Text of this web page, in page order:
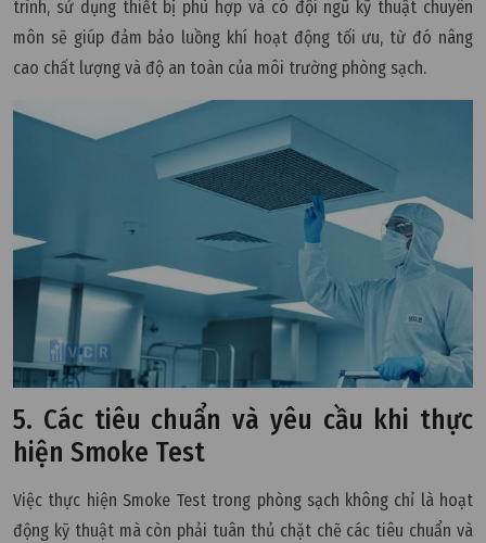
trình, sử dụng thiết bị phù hợp và có đội ngũ kỹ thuật chuyên
môn sẽ giúp đảm bảo luồng khí hoạt động tối ưu, từ đó nâng
cao chất lượng và độ an toàn của môi trường phòng sạch.
5. Các tiêu chuẩn và yêu cầu khi thực
hiện Smoke Test
Việc thực hiện Smoke Test trong phòng sạch không chỉ là hoạt
động kỹ thuật mà còn phải tuân thủ chặt chẽ các tiêu chuẩn và